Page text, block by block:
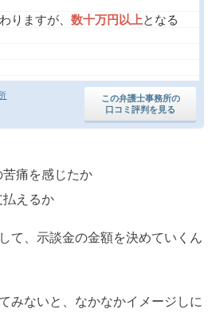
この弁護士事務所の
口コミ評判を見る
りますが、 数十万円以上となる
痛を感じたか
払えるか
て、示談金の金額を決めていくん
みないと、なかなかイメージしに